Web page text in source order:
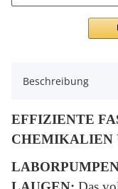
Beschreibung
EFFIZIENTE
CHEMIKALIEN